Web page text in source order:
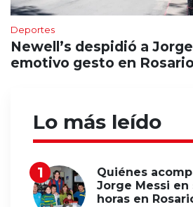
Deportes
Newell’s despidió a
emotivo gesto en Rosario
Lo más leído
Quiénes
Jorge Messi en
horas en